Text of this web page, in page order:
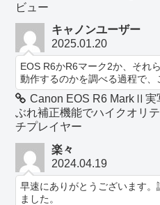
ビュー
キャノンユーザー
2025.01.20
EOS R6かR6マーク2か、それ
動作するのかを調べる過程で、
Canon EOS R6 MarkⅡ実
ぶれ補正機能でハイクオリ
チプレイヤー
楽々
2024.04.19
早速にありがとうございます
ました。